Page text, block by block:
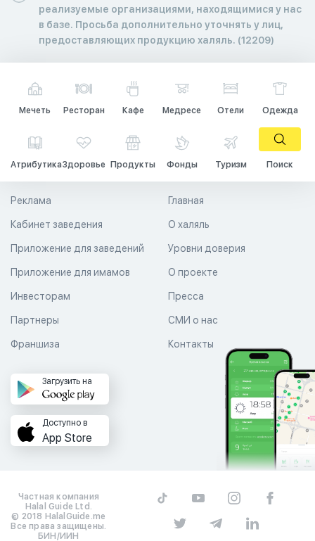
реализуемые организациями, находящимися у нас
в базе. Просьба дополнительно уточнять у лиц,
предоставляющих продукцию халяль. (12209)
Мечеть Ресторан Кафе Медресе Отели Одежда
АтрибутикаЗдоровье Продукты Фонды Туризм Поиск
Главная
О халяль
Уровни доверия
Реклама
Кабинет заведения
Приложение для заведений
Приложение для имамов О проекте
Пресса
СМИ о нас
Контакты
Инвесторам
Партнеры
Франшиза
Загрузить на
Доступно в
App Store
Частная компания
Halal Guide Ltd.
© 2018 HalalGuide.me
Все права защищены.
БИН/ИИН